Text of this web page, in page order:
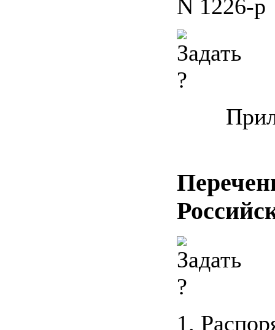
N 1226-р
1.